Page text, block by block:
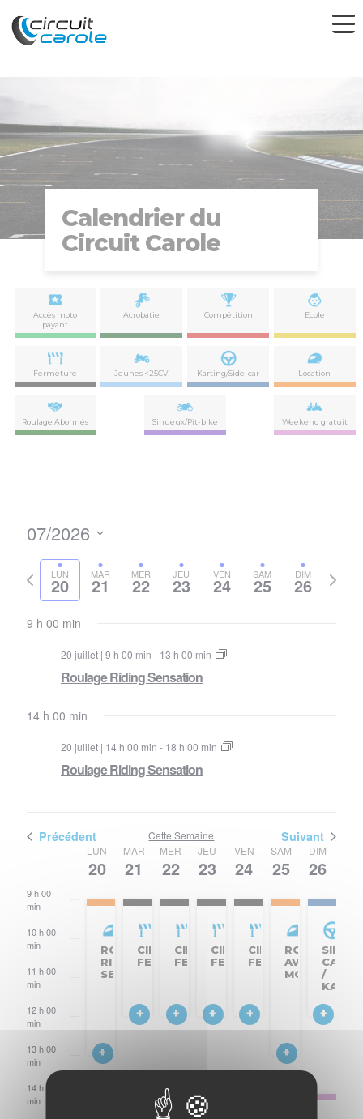
Calendrier du
Circuit Carole
Accès moto
payant
Acrobatie Compétition Ecole
Fermeture Jeunes <25CV Karting/Side-car Location
Roulage Abonnés Sinueux/Pit-bike Weekend gratuit
par
vues
07/2026
date
Semaine
précédente
LUN
20 MAR
21 MER
22 JEU
23 VEN
24 SAM
25 DIM
26
9 h 00 min
20 juillet | 9 h 00 min - 13 h 00 min
Roulage Riding Sensation
14 h 00 min
20 juillet | 14 h 00 min - 18 h 00 min
Roulage Riding Sensation
Précédent Cette Semaine Suivant
Semaine
du
Évènements
LUN
20
MAR
21
MER
22
JEU
23
VEN
24
SAM
25
DIM
26
9 h 00
min
10 h 00
min
11 h 00
min
12 h 00
min
13 h 00
min
14 h 00
min
ROULAGE
RIDING
SENSATION
CIRCUIT
FERMÉ
CIRCUIT
FERMÉ
CIRCUIT
FERMÉ
CIRCUIT
FERMÉ
ROULAGE
AVENIR
MOTO
SIDE-
CARS
/